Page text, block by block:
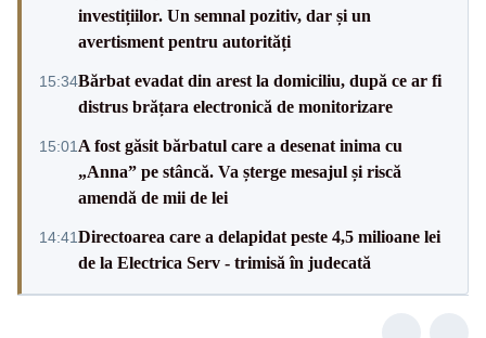
investițiilor. Un semnal pozitiv, dar și un
avertisment pentru autorități
15:34Bărbat evadat din arest la domiciliu, după ce ar fi
distrus brățara electronică de monitorizare
15:01 A fost găsit bărbatul care a desenat inima cu
„Anna” pe stâncă. Va șterge mesajul și riscă
amendă de mii de lei
14:41Directoarea care a delapidat peste 4,5 milioane lei
de la Electrica Serv - trimisă în judecată